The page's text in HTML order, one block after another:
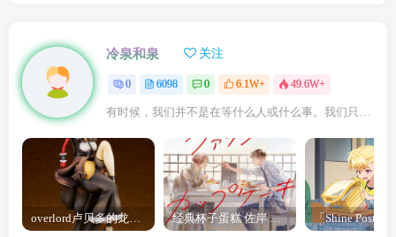
冷泉和泉 关注
0 6098 0 6.1W+ 49.6W+
有时候，我们并不是在等什么人或什么事。我们只是在静待岁月改变自己
overlord卢贝多的龙王谁厉害 「Overlord」露普斯蕾琪娜·贝塔手办开订 经典杯子蛋糕 佐岸 漫画「经典杯子蛋糕」宣布真人日剧化